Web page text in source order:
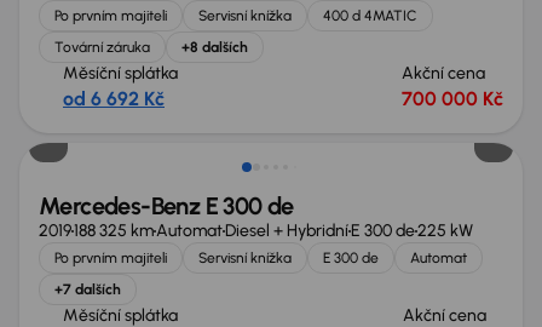
Po prvním majiteli Servisní knížka
400 d 4MATIC
Tovární záruka
+8 dalších
Měsíční splátka
od 6 692 Kč
Akční cena
700 000 Kč
Zlevněno o 10 000 Kč
Mercedes-Benz E 300 de
2019188 325 kmAutomatDiesel + HybridníE 300 de225 kW
Po prvním majiteli Servisní knížka E 300 de
Automat
+7 dalších
Měsíční splátka Akční cena